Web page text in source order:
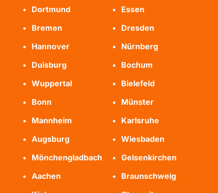
Dortmund
Essen
Bremen
Dresden
Hannover
Nürnberg
Duisburg
Bochum
Wuppertal
Bielefeld
Bonn
Münster
Mannheim
Karlsruhe
Augsburg
Wiesbaden
Mönchengladbach
Gelsenkirchen
Aachen
Braunschweig